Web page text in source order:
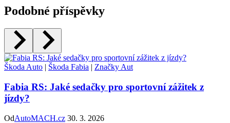
Podobné příspěvky
Škoda Auto | Škoda Fabia | Značky Aut
Fabia RS: Jaké sedačky pro sportovní zážitek z
jízdy?
OdAutoMACH.cz 30. 3. 2026